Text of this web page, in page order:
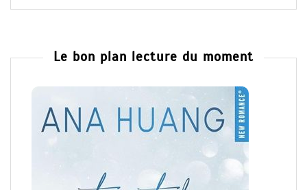
Le bon plan lecture du moment